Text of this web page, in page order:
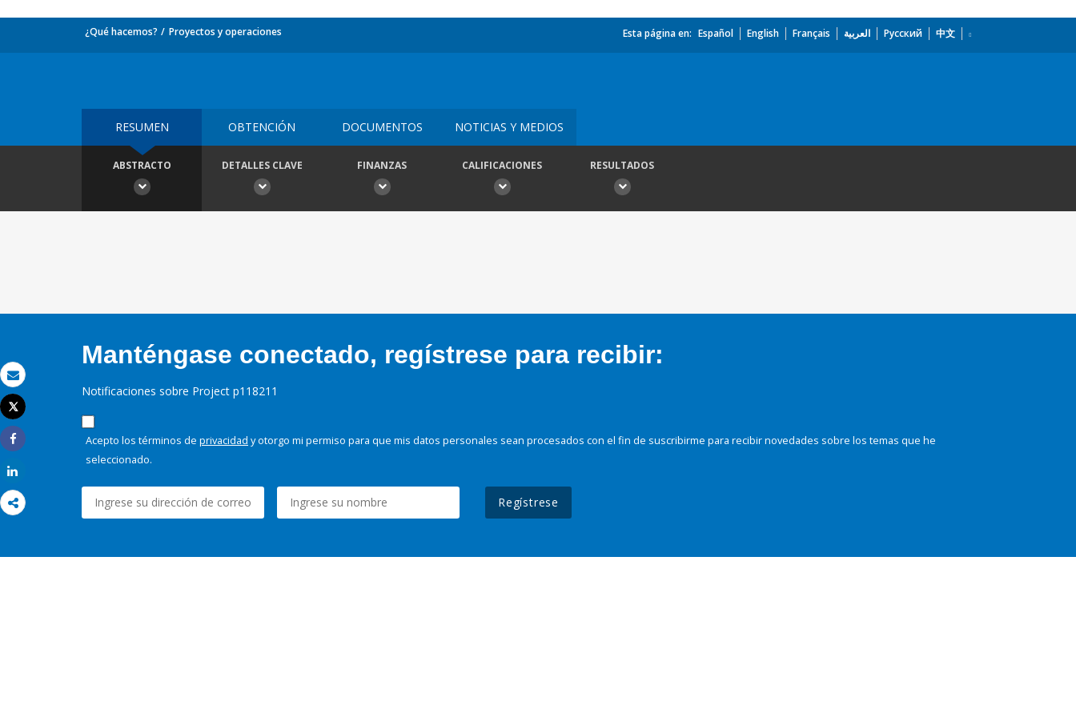
Correo electrónico
Imprimir
Tweet
Share
¿Qué hacemos? Proyectos y operaciones Esta página en: Español English Français العربية Русский 中文
RESUMEN OBTENCIÓN DOCUMENTOS NOTICIAS Y MEDIOS
ABSTRACTO DETALLES CLAVE FINANZAS CALIFICACIONES RESULTADOS
Manténgase conectado, regístrese para recibir:
Notificaciones sobre Project p118211
Acepto los términos de privacidad y otorgo mi permiso para que mis datos personales sean procesados con el fin de suscribirme para recibir novedades sobre los temas que he
seleccionado.
Regístrese